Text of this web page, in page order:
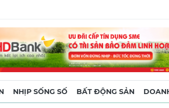
NHỊP SỐNG SỐ BẤT ĐỘNG SẢN